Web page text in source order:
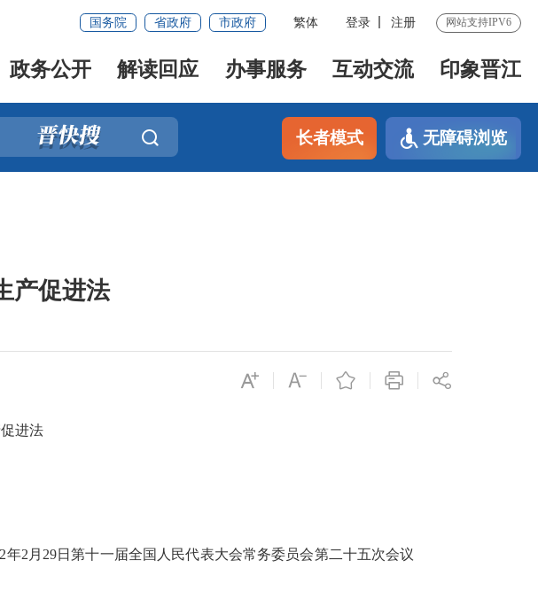
国务院 省政府 市政府 繁体 登录 注册 网站支持IPV6
政务公开 解读回应 办事服务 互动交流 印象晋江
长者模式 无障碍浏览
产促进法
进法
2月29日第十一届全国人民代表大会常务委员会第二十五次会议